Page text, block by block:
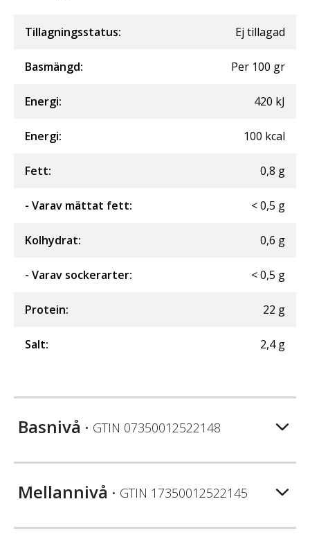
Tillagningsstatus: Ej tillagad
Basmängd: Per 100 gr
Energi: 420 kJ
Energi: 100 kcal
Fett: 0,8 g
- Varav mättat fett: <0,5 g
Kolhydrat: 0,6 g
- Varav sockerarter: <0,5 g
Protein: 22 g
Salt: 2,4 g
Basnivå • GTIN 07350012522148
Mellannivå • GTIN 17350012522145